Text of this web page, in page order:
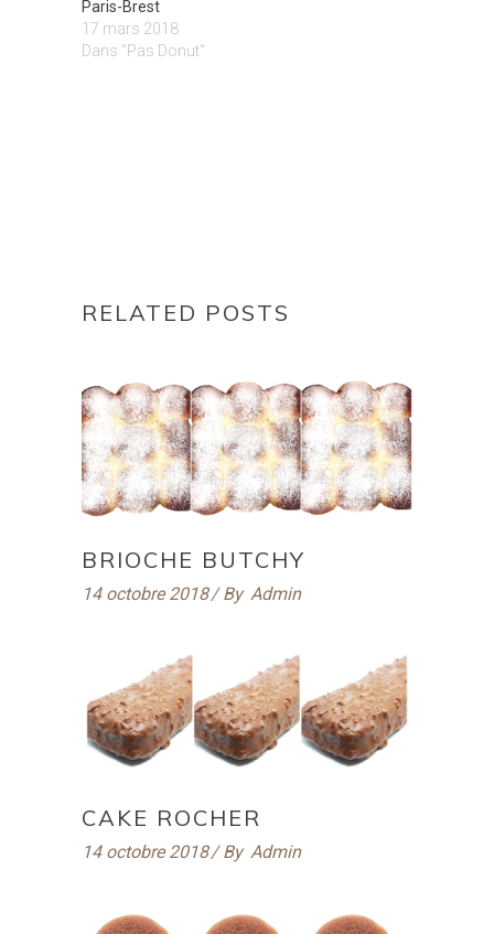
Paris-Brest
17 mars 2018
Dans "Pas Donut"
RELATED POSTS
BRIOCHE BUTCHY
14 octobre 2018 By Admin
CAKE ROCHER
14 octobre 2018 By Admin